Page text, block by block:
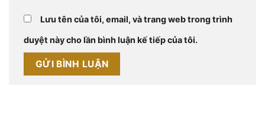
Lưu tên của tôi, email, và trang web trong trình
duyệt này cho lần bình luận kế tiếp của tôi.